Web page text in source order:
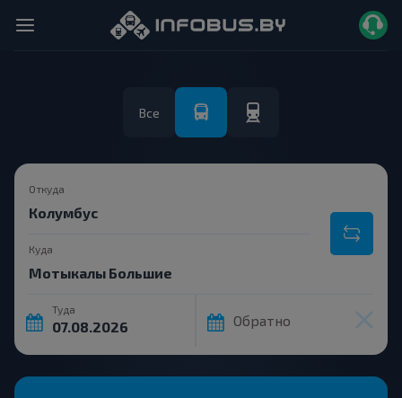
Все
Откуда
Куда
Туда
Обратно